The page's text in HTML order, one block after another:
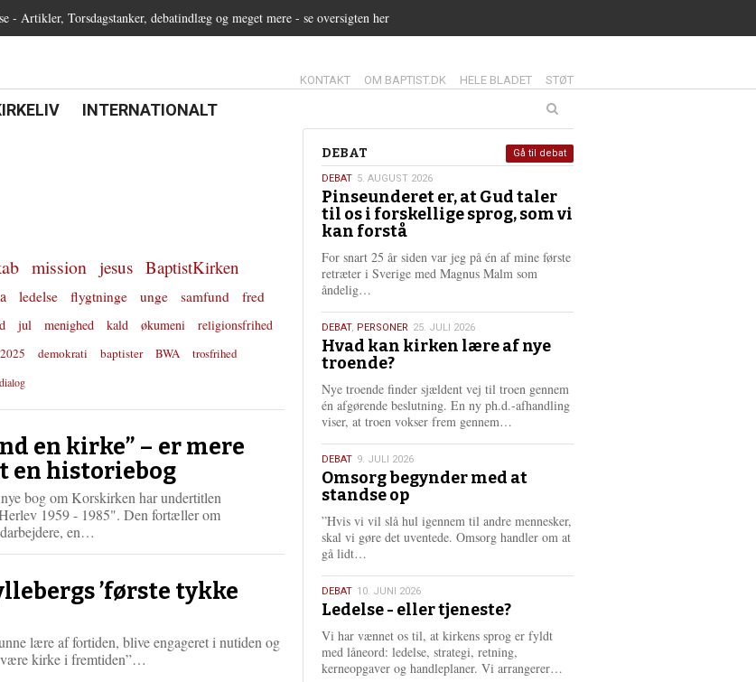
- Artikler, Torsdagstanker, debatindlæg og meget mere - se oversigten her
13.0:
KONTAKT 14.0:
OM BAPTIST.DK 15.0:
HELE BLADET 16.0:
STØT
22.0:
INTERNATIONALT
mission jesus BaptistKirken
ledelse flygtninge unge samfund
fred
jul menighed kald økumeni
religionsfrihed
demokrati baptister BWA
trosfrihed
dialog
en kirke” – er mere
en historiebog
bog om Korskirken har undertitlen
1959 - 1985". Den fortæller om
en…
m
e
e
’første tykke
lære af fortiden, blive engageret i nutiden og
kirke i fremtiden”…
Debat
DEBAT
5.
august
2026
DEBAT 5. AUGUST 2026
Pinseunderet er, at Gud taler
til os i forskellige sprog, som vi
kan forstå
For snart 25 år siden var jeg på én af mine første
retræter i Sverige med Magnus Malm som
åndelig…
s
m
e
r
e
25.
juli
2026
DEBAT, PERSONER 25. JULI 2026
Hvad kan kirken lære af nye
troende?
Nye troende finder sjældent vej til troen gennem
én afgørende beslutning. En ny ph.d.-afhandling
viser, at troen vokser frem gennem…
e
e
9.
juli
2026
DEBAT 9. JULI 2026
Omsorg begynder med at
standse op
”Hvis vi vil slå hul igennem til andre mennesker,
skal vi gøre det uventede. Omsorg handler om at
gå lidt…
s
e
r
e
10.
juni
2026
DEBAT 10. JUNI 2026
Ledelse - eller tjeneste?
Vi har vænnet os til, at kirkens sprog er fyldt
med låneord: ledelse, strategi, retning,
kerneopgaver og handleplaner. Vi arrangerer…
Gå til debat